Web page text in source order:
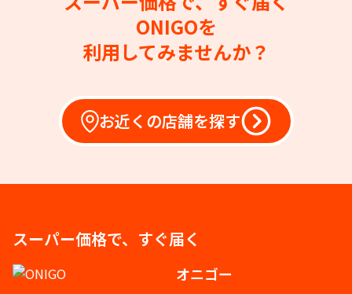
ONIGOを
利用してみませんか？
お近くの店舗を探す
スーパー価格で、すぐ届く
オニゴー